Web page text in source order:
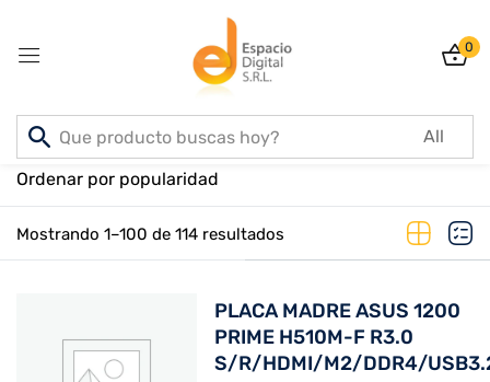
0
Inicio PRODUCTOS
Mostrando 1–100 de 114 resultados
Ordenar por popularidad
PLACA MADRE ASUS 1200
PRIME H510M-F R3.0
S/R/HDMI/M2/DDR4/
Sign in
Remember me
Log In